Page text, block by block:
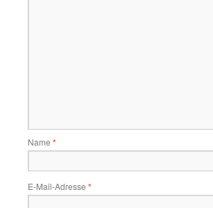
Name *
E-Mail-Adresse *